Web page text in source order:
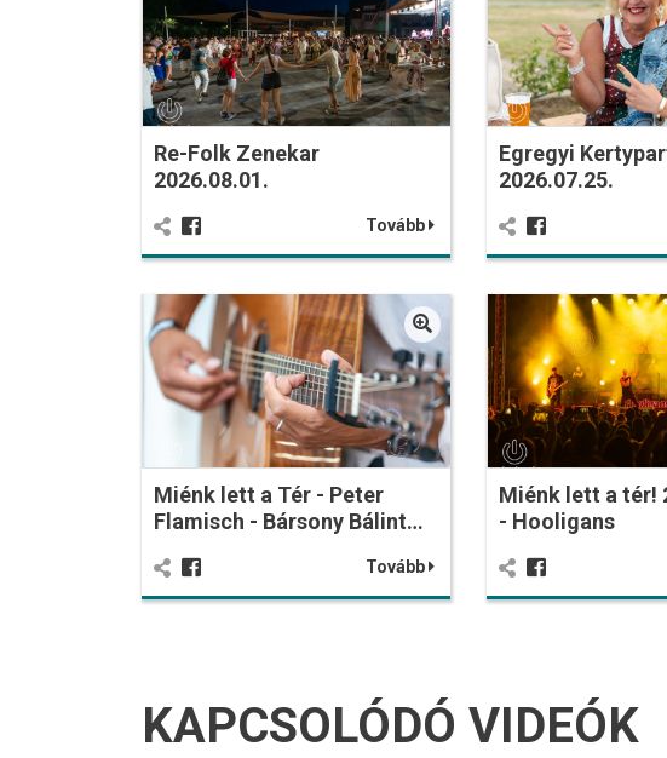
Re-Folk Zenekar
2026.08.01.
Tovább
Egregyi
2026.07.25.
Miénk lett a Tér - Peter
Flamisch - Bársony Bálint…
Tovább
Miénk lett a tér!
- Hooligans
KAPCSOLÓDÓ VIDEÓK